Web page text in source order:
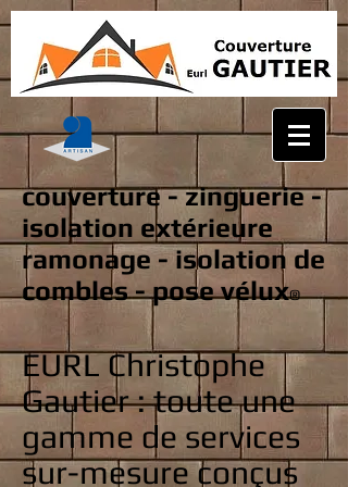
couverture - zinguerie -
isolation extérieure
ramonage - isolation de
combles - pose vélux®
EURL Christophe
Gautier : toute une
gamme de services
sur-mesure conçus